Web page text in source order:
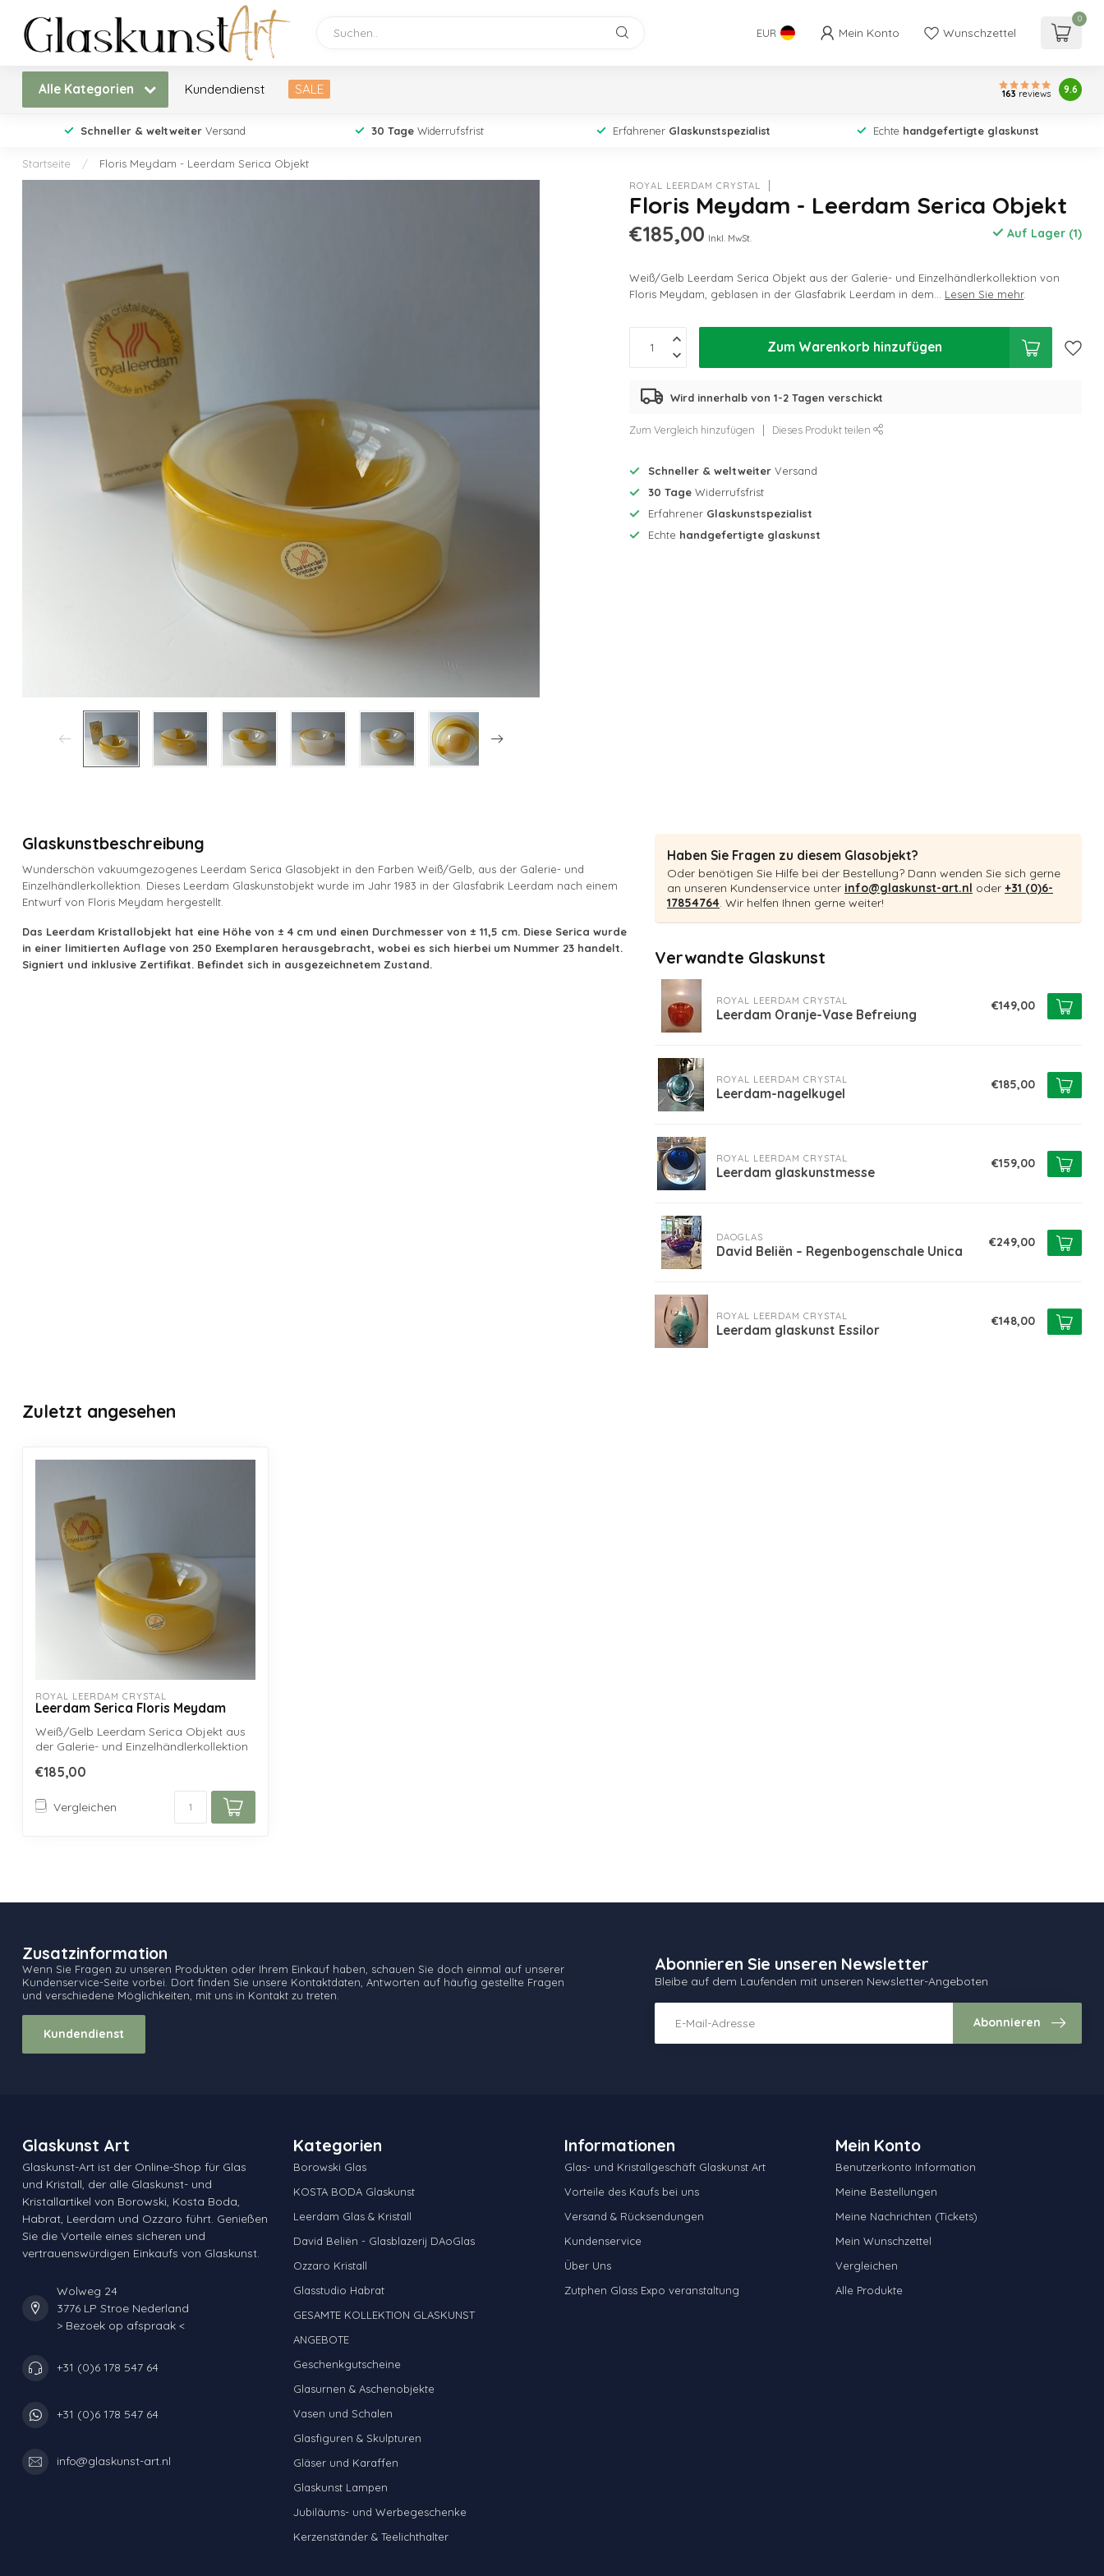
EUR Mein Konto Wunschzettel
0
Alle Kategorien Kundendienst SALE 163 reviews 9.6
Schneller & weltweiterVersand 30 TageWiderrufsfrist Erfahrener Glaskunstspezialist Echte handgefertigte glaskunst
Startseite / Floris Meydam - Leerdam Serica Objekt
ROYAL LEERDAM CRYSTAL
Floris Meydam - Leerdam Serica Objekt
€185,00 Inkl. MwSt. Auf Lager (1)
Weiß/Gelb Leerdam Serica Objekt aus der Galerie- und Einzelhändlerkollektion von
Floris Meydam, geblasen in der Glasfabrik Leerdam in dem... Lesen Sie mehr.
Zum Warenkorb hinzufügen
Wird innerhalb von 1-2 Tagen verschickt
Zum Vergleich hinzufügen Dieses Produkt teilen
Schneller & weltweiter Versand
30 Tage Widerrufsfrist
Erfahrener Glaskunstspezialist
Echte handgefertigte glaskunst
Glaskunstbeschreibung
Wunderschön vakuumgezogenes Leerdam Serica Glasobjekt in den Farben Weiß/Gelb, aus der Galerie- und
Einzelhändlerkollektion. Dieses Leerdam Glaskunstobjekt wurde im Jahr 1983 in der Glasfabrik Leerdam nach einem
Entwurf von Floris Meydam hergestellt.
Das Leerdam Kristallobjekt hat eine Höhe von ± 4 cm und einen Durchmesser von ± 11,5 cm. Diese Serica wurde
in einer limitierten Auflage von 250 Exemplaren herausgebracht, wobei es sich hierbei um Nummer 23 handelt.
Signiert und inklusive Zertifikat. Befindet sich in ausgezeichnetem Zustand.
Haben Sie Fragen zu diesem Glasobjekt?
Oder benötigen Sie Hilfe bei der Bestellung? Dann wenden Sie sich gerne
an unseren Kundenservice unter info@glaskunst-art.nl oder +31 (0)6-
17854764. Wir helfen Ihnen gerne weiter!
Verwandte Glaskunst
ROYAL LEERDAM CRYSTAL
Leerdam Oranje-Vase Befreiung
€149,00
ROYAL LEERDAM CRYSTAL
Leerdam-nagelkugel
€185,00
ROYAL LEERDAM CRYSTAL
Leerdam glaskunstmesse
€159,00
DAOGLAS
David Beliën – Regenbogenschale Unica
€249,00
ROYAL LEERDAM CRYSTAL
Leerdam glaskunst Essilor
€148,00
Zuletzt angesehen
ROYAL LEERDAM CRYSTAL
Leerdam Serica Floris Meydam
Weiß/Gelb Leerdam Serica Objekt aus
der Galerie- und Einzelhändlerkollektion
€185,00
Vergleichen
Zusatzinformation
Wenn Sie Fragen zu unseren Produkten oder Ihrem Einkauf haben, schauen Sie doch einmal auf unserer
Kundenservice-Seite vorbei. Dort finden Sie unsere Kontaktdaten, Antworten auf häufig gestellte Fragen
und verschiedene Möglichkeiten, mit uns in Kontakt zu treten.
Kundendienst
Abonnieren Sie unseren Newsletter
Bleibe auf dem Laufenden mit unseren Newsletter-Angeboten
Abonnieren
Glaskunst Art
Glaskunst-Art ist der Online-Shop für Glas
und Kristall, der alle Glaskunst- und
Kristallartikel von Borowski, Kosta Boda,
Habrat, Leerdam und Ozzaro führt. Genießen
Sie die Vorteile eines sicheren und
vertrauenswürdigen Einkaufs von Glaskunst.
Wolweg 24
3776 LP Stroe Nederland
> Bezoek op afspraak <
+31 (0)6 178 547 64
+31 (0)6 178 547 64
info@glaskunst-art.nl
Kategorien
Borowski Glas
KOSTA BODA Glaskunst
Leerdam Glas & Kristall
David Beliën - Glasblazerij DAoGlas
Ozzaro Kristall
Glasstudio Habrat
GESAMTE KOLLEKTION GLASKUNST
ANGEBOTE
Geschenkgutscheine
Glasurnen & Aschenobjekte
Vasen und Schalen
Glasfiguren & Skulpturen
Gläser und Karaffen
Glaskunst Lampen
Jubiläums- und Werbegeschenke
Kerzenständer & Teelichthalter
Informationen
Glas- und Kristallgeschäft Glaskunst Art
Vorteile des Kaufs bei uns
Versand & Rücksendungen
Kundenservice
Über Uns
Zutphen Glass Expo veranstaltung
Mein Konto
Benutzerkonto Information
Meine Bestellungen
Meine Nachrichten (Tickets)
Mein Wunschzettel
Vergleichen
Alle Produkte